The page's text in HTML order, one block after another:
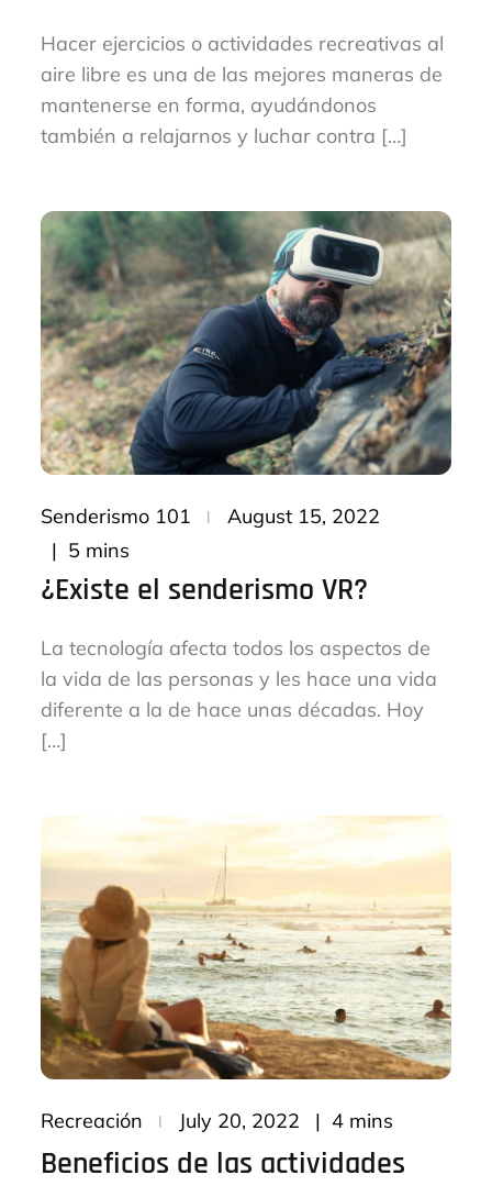
Hacer ejercicios o actividades recreativas al
aire libre es una de las mejores maneras de
mantenerse en forma, ayudándonos
también a relajarnos y luchar contra […]
Senderismo 101
Posted
August 15, 2022
5 mins
¿Existe el senderismo VR?
La tecnología afecta todos los aspectos de
la vida de las personas y les hace una vida
diferente a la de hace unas décadas. Hoy
[…]
Recreación
Posted
on
July 20, 2022 4 mins
Beneficios de las actividades